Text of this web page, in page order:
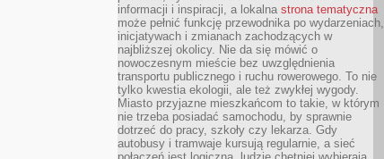
informacji i inspiracji, a lokalna strona tematyczna
może pełnić funkcję przewodnika po wydarzeniach,
inicjatywach i zmianach zachodzących w
najbliższej okolicy. Nie da się mówić o
nowoczesnym mieście bez uwzględnienia
transportu publicznego i ruchu rowerowego. To nie
tylko kwestia ekologii, ale też zwykłej wygody.
Miasto przyjazne mieszkańcom to takie, w którym
nie trzeba posiadać samochodu, by sprawnie
dotrzeć do pracy, szkoły czy lekarza. Gdy
autobusy i tramwaje kursują regularnie, a sieć